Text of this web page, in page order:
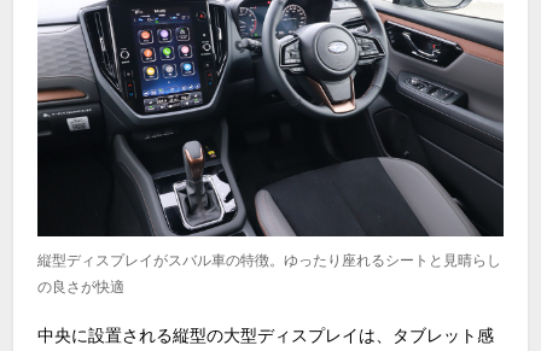
縦型ディスプレイがスバル車の特徴。ゆったり座れるシートと見晴らし
の良さが快適
中央に設置される縦型の大型ディスプレイは、タブレット感